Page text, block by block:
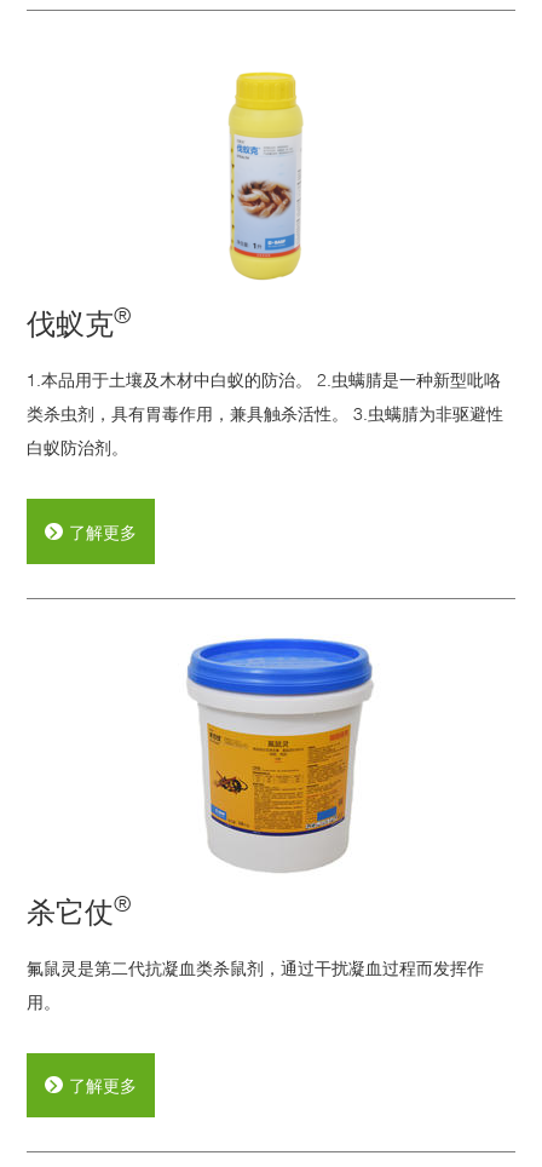
伐蚁克®
1.本品用于土壤及木材中白蚁的防治。 2.虫螨腈是一种新型吡咯
类杀虫剂，具有胃毒作用，兼具触杀活性。 3.虫螨腈为非驱避性
白蚁防治剂。
了解更多
杀它仗®
氟鼠灵是第二代抗凝血类杀鼠剂，通过干扰凝血过程而发挥作
用。
了解更多